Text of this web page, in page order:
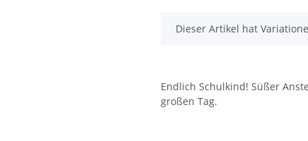
x
Dieser Artikel hat
Endlich Schulkind! Süßer
großen Tag.